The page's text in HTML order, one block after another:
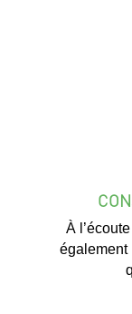
À
également